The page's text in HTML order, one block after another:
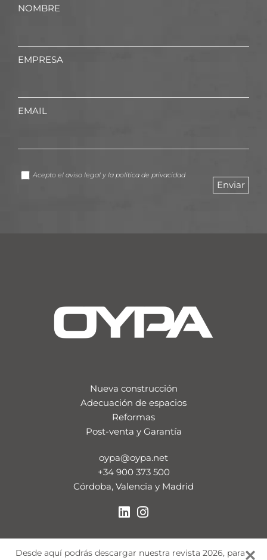
NOMBRE
EMPRESA
EMAIL
Acepto el aviso legal y la política de privacidad
Nueva construcción
Adecuación de espacios
Reformas
Post-venta y Garantía
oypa@oypa.net
+34 900 373 500
Córdoba, Valencia y Madrid
Desde aquí podrás descargar nuestra revista 2026, para